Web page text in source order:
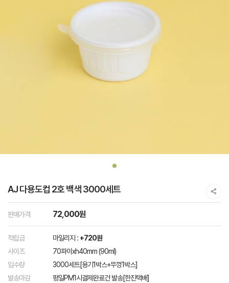
AJ 다용도컵 2호 백색 3000세트
판매가격 72,000원
적립금 마일리지 : +720원
사이즈
70파이xh40mm (90ml)
입수량
3000세트[용기1박스+뚜껑1박스]
발송마감
평일PM1시결제완료건 발송[한진택배]